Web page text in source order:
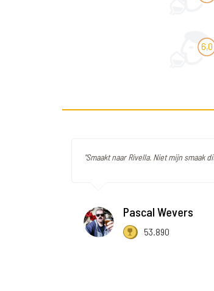
6,0
"Smaakt naar Rivella. Niet mijn smaak
Pascal Wevers
53.890